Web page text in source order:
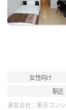
女性向け
駅近
運営会社： 東京コン